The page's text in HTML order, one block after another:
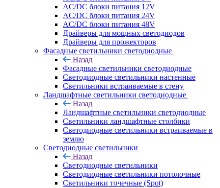
AC/DC блоки питания 12V
AC/DC блоки питания 24V
AC/DC блоки питания 48V
Драйверы для мощных светодиодов
Драйверы для прожекторов
Фасадные светильники светодиодные
Назад
Фасадные светильники светодиодные
Светодиодные светильники настенные
Светильники встраиваемые в стену
Ландшафтные светильники светодиодные
Назад
Ландшафтные светильники светодиодные
Светильники ландшафтные столбики
Светодиодные светильники встраиваемые в
землю
Светодиодные светильники
Назад
Светодиодные светильники
Светодиодные светильники потолочные
Светильники точечные (Spot)